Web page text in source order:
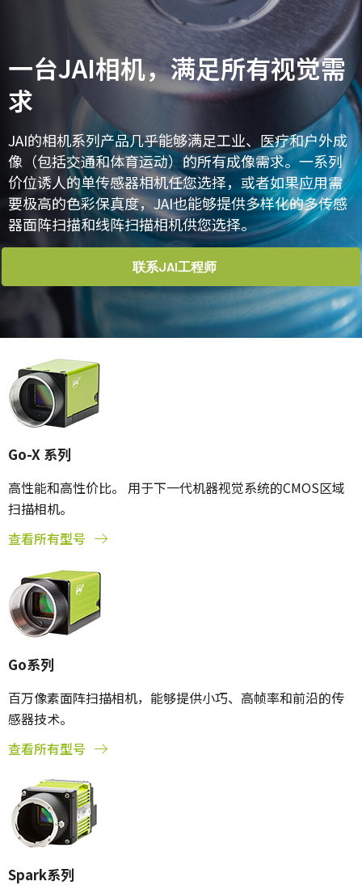
一台JAI相机，满足所有视觉需
求
JAI的相机系列产品几乎能够满足工业、医疗和户外成
像（包括交通和体育运动）的所有成像需求。一系列
价位诱人的单传感器相机任您选择，或者如果应用需
要极高的色彩保真度，JAI也能够提供多样化的多传感
器面阵扫描和线阵扫描相机供您选择。
联系JAI工程师
Go-X 系列
高性能和高性价比。 用于下一代机器视觉系统的CMOS区域
扫描相机。
查看所有型号
Go系列
百万像素面阵扫描相机，能够提供小巧、高帧率和前沿的传
感器技术。
查看所有型号
Spark系列